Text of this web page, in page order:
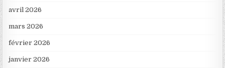
avril 2026
mars 2026
février 2026
janvier 2026